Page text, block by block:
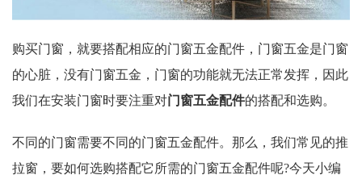
购买门窗，就要搭配相应的门窗五金配件，门窗五金是门窗
的心脏，没有门窗五金，门窗的功能就无法正常发挥，因此
我们在安装门窗时要注重对门窗五金配件的搭配和选购。
不同的门窗需要不同的门窗五金配件。那么，我们常见的推
拉窗，要如何选购搭配它所需的门窗五金配件呢?今天小编